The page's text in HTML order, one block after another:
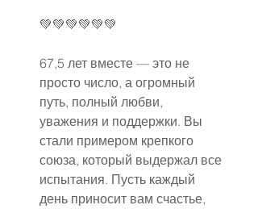
💚💚💚💚💚💚
67,5 лет вместе — это не
просто число, а огромный
путь, полный любви,
уважения и поддержки. Вы
стали примером крепкого
союза, который выдержал все
испытания. Пусть каждый
день приносит вам счастье,